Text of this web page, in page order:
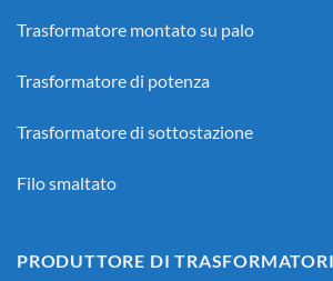
Trasformatore montato su palo
Trasformatore di potenza
Trasformatore di sottostazione
Filo smaltato
PRODUTTORE DI